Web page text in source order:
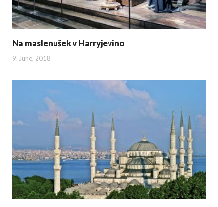
Na maslenušek v Harryjevino
9. June, 2018